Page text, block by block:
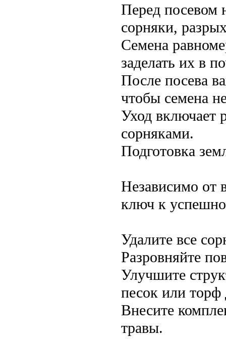
Перед посевом
сорняки,
Семена
заделать их в
После посева
чтобы семена
Уход включает
сорняками.
Подготовка
Независимо от
ключ к
Удалите все
Разровняйте
Улучшите
песок или
Внесите
травы.